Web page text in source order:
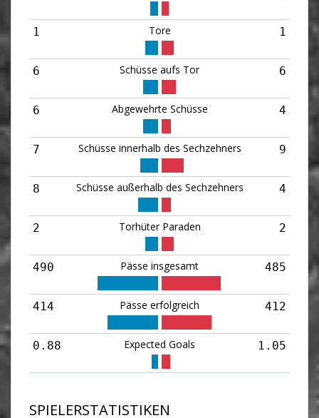
1 Tore 1
6 Schüsse aufs Tor 6
6 Abgewehrte Schüsse 4
7 Schüsse innerhalb des Sechzehners 9
8 Schüsse außerhalb des Sechzehners 4
2 Torhüter Paraden 2
490 Pässe insgesamt 485
414 Pässe erfolgreich 412
0.88 Expected Goals 1.05
SPIELERSTATISTIKEN